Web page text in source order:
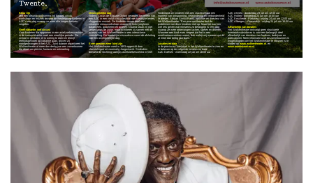
Twente.
Kleurrijk
Met een kleurrijk programma vol theater, circus,
workshops en muziek bezorgt de theatergroep kinderen in
AZC's een dag waarop ze even alle zorgen kunnen
vergeten.
Geen vakantie, wel circus!
Voor kinderen die opgroeien in een asielzoekerscentrum
is de zomervakantie vaak een moeilijke periode. De
school is gesloten, er is weinig te doen en terwijl
leeftijdsgenoten op vakantie gaan, blijven zij
noodgedwongen in het AZC. Juist daarom organiseert het
Wolkentheater al meer dan dertig jaar een zomertournee
die draait om plezier, fantasie en ontmoeting.
Onvergetelijke dag
Tijdens Circus de Blauwe Olifant verandert het terrein van
een AZC in een vrolijk circusfestival met kleurrijke tenten,
vlaggen en muziek. De kinderen nemen deel aan
creatieve circusworkshops waarin zij leren jongleren,
balanceren, goochelen en acteren. Daarna staan zij niet
langer langs de zijlijn, maar schitteren zij samen met de
acteurs van het Wolkentheater in een interactieve
voorstelling. De feestelijke circusdisco vormt de afsluiting
van een onvergetelijke dag.
Even gewoon weer kind zijn
Het Wolkentheater werd in 1993 opgericht door
vluchtelingen uit voormalig Joegoslavië. Sindsdien
bezoekt de stichting jaarlijks asielzoekerscentra in heel
Nederland om kinderen met een vluchtverhaal een
moment van ontspanning, verwondering en verbondenheid
te bieden. Adrijan Siniša Rakić, oprichter en directeur van
het Wolkentheater: "Een paar uur theater lost de
problemen van deze kinderen niet op. Maar het kan hen
wel iets geven wat minstens zo belangrijk is: een dag
waarop ze weer onbevangen lachen, spelen en dromen.
Wanneer een kind even vergeet dat het in een
asielzoekerscentrum woont, dan weten wij waarom we dit
al meer dan dertig jaar doen."
Locaties en data
In de provincie Overijssel is het Wolkentheater te zien en
te beleven op de volgende locaties en data:
AZC Dalfsen - woensdag 22 juli om 16:00 uur
AZC Almelo - donderdag 23 juli om 12:00 uur
AZC Holten - donderdag 23 juli om 16:00 uur
AZC Enschede - Parkweg - vrijdag 24 juli om 12:00 uur
AZC Albergen – Gravendijk - vrijdag 24 juli om 16:00 uur
Afhankelijk van donaties
Het Wolkentheater ontvangt geen structurele
overheidssubsidie en is voor een belangrijk deel
afhankelijk van donaties van fondsen, bedrijven en
particulieren. Meer informatie over de zomertournee en
mogelijkheden om het Wolkentheater te steunen is te
vinden opwww.wolkentheater.nl. en
www.autobouwman.nl